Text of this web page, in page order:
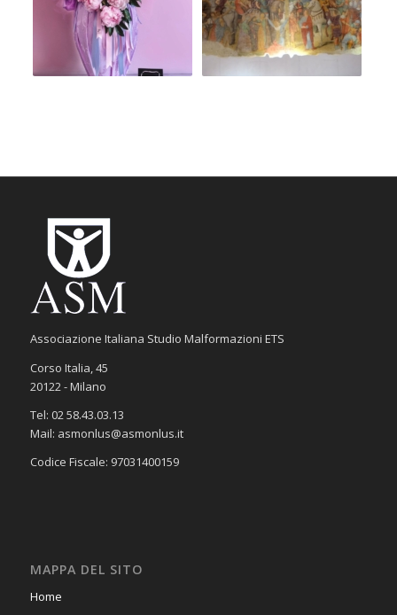
Associazione Italiana Studio Malformazioni ETS
Corso Italia, 45
20122 - Milano
Tel: 02 58.43.03.13
Mail: asmonlus@asmonlus.it
Codice Fiscale: 97031400159
MAPPA DEL SITO
Home